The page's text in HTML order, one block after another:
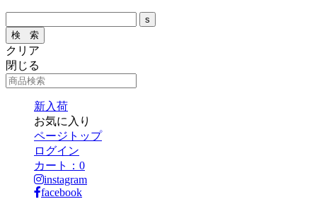
クリア
閉じる
新入荷
お気に入り
ページトップ
ログイン
カート： 0
instagram
facebook